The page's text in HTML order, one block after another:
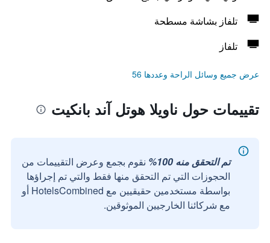
تلفاز بشاشة مسطحة
تلفاز
عرض جميع وسائل الراحة وعددها 56
تقييمات حول ناويلا هوتل آند بانكيت
تم التحقق منه 100%
نقوم بجمع وعرض التقييمات من
الحجوزات التي تم التحقق منها فقط والتي تم إجراؤها
بواسطة مستخدمين حقيقيين مع HotelsCombined أو
مع شركائنا الخارجيين الموثوقين.